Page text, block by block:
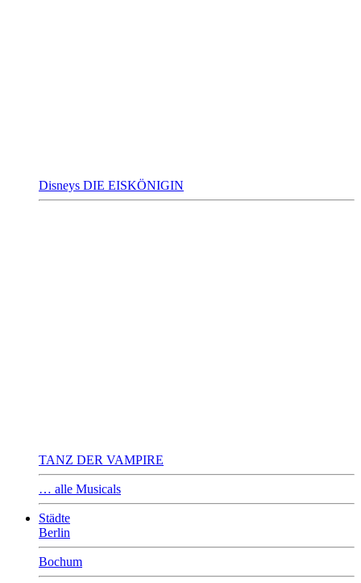
Disneys DIE EISKÖNIGIN
TANZ DER VAMPIRE
… alle Musicals
Städte
Berlin
Bochum